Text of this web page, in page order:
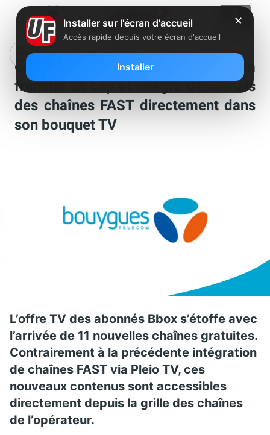
Comme Free, Bouygues Telecom
franchit un cap et intègre désormais
des chaînes FAST directement dans
son bouquet TV
L’offre TV des abonnés Bbox s’étoffe avec
l’arrivée de 11 nouvelles chaînes gratuites.
Contrairement à la précédente intégration
de chaînes FAST via Pleio TV, ces
nouveaux contenus sont accessibles
directement depuis la grille des chaînes
de l’opérateur.
✕
Installer sur l'écran d'accueil
Accès rapide depuis votre écran d'accueil
Installer